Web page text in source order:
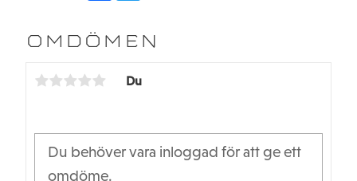
b
o
t
e
OMDÖMEN
Du